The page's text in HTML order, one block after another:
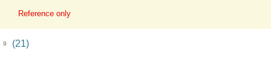
Reference only
9 (21)